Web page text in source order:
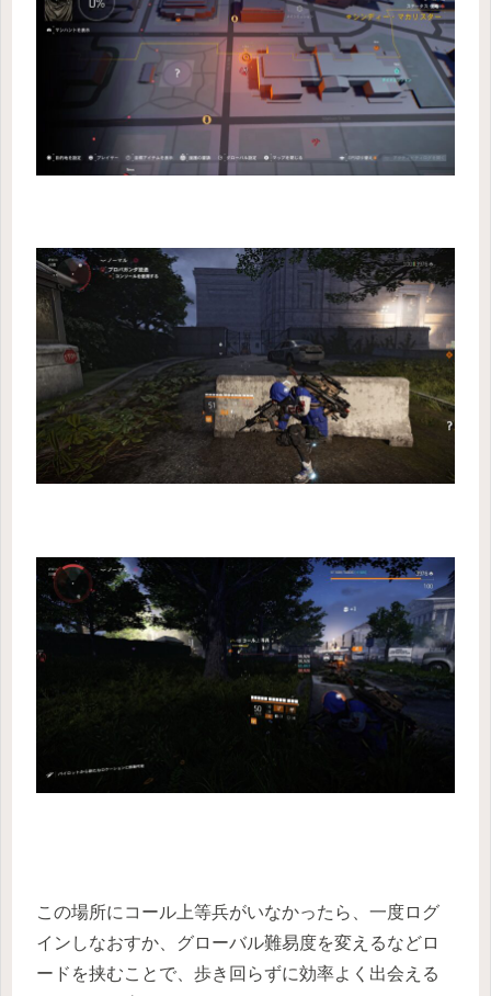
この場所にコール上等兵がいなかったら、一度ログ
インしなおすか、グローバル難易度を変えるなどロ
ードを挟むことで、歩き回らずに効率よく出会える